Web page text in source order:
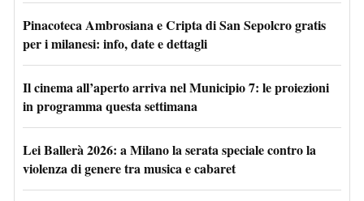
Pinacoteca Ambrosiana e Cripta di San Sepolcro gratis
per i milanesi: info, date e dettagli
Il cinema all’aperto arriva nel Municipio 7: le proiezioni
in programma questa settimana
Lei Ballerà 2026: a Milano la serata speciale contro la
violenza di genere tra musica e cabaret